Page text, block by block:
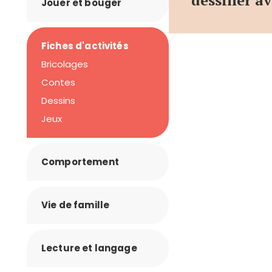
Jouer et bouger
Fiches d'activités
Bricolages
Contes
Dessins
Jeux
Comportement
Vie de famille
Lecture et langage